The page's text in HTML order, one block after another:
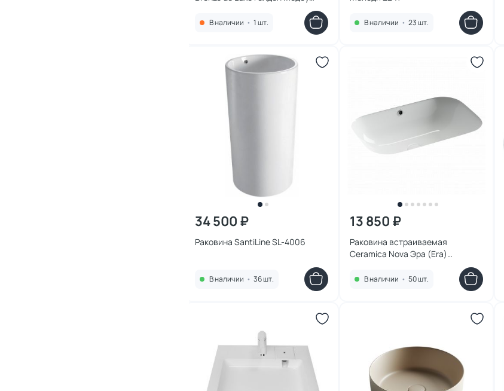
В наличии • 1 шт. В наличии • 23 шт.
34 500 ₽
Раковина SantiLine SL-4006
В наличии • 36 шт.
13 850 ₽
Раковина встраиваемая
Ceramica Nova Эра (Era)
В наличии • 50 шт.